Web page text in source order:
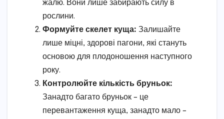
жалю. Вони лише забирають силу в
рослини.
Формуйте скелет куща: Залишайте
лише міцні, здорові пагони, які стануть
основою для плодоношення наступного
року.
Контролюйте кількість бруньок:
Занадто багато бруньок – це
перевантаження куща, занадто мало –